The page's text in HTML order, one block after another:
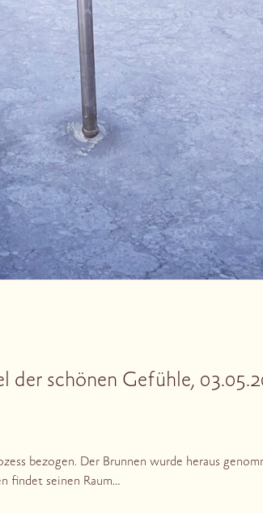
der schönen Gefühle,
bezogen. Der Brunnen wurde heraus
findet seinen Raum…